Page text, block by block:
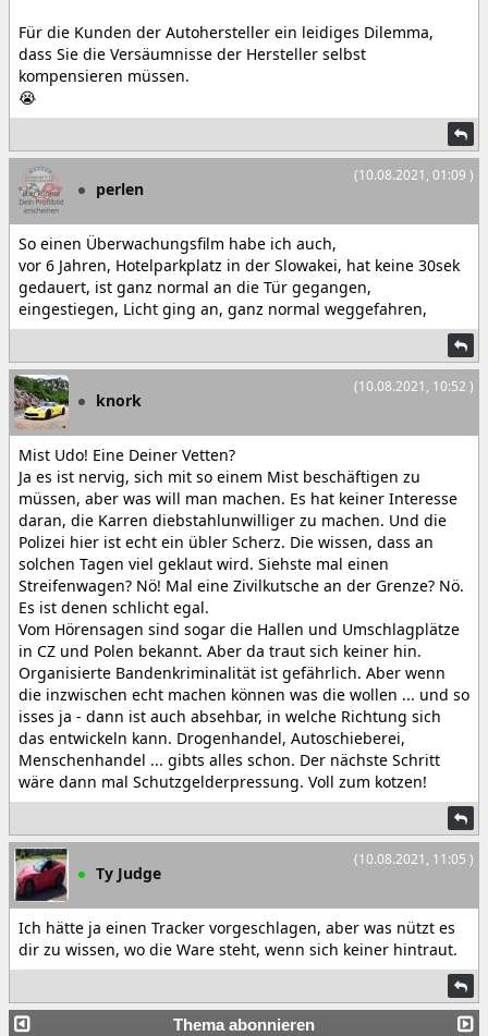
Für die Kunden der Autohersteller ein leidiges Dilemma,
dass Sie die Versäumnisse der Hersteller selbst
kompensieren müssen.
😭
(10.08.2021, 01:09 )
perlen
So einen Überwachungsfilm habe ich auch,
vor 6 Jahren, Hotelparkplatz in der Slowakei, hat keine 30sek
gedauert, ist ganz normal an die Tür gegangen,
eingestiegen, Licht ging an, ganz normal weggefahren,
(10.08.2021, 10:52 )
knork
Mist Udo! Eine Deiner Vetten?
Ja es ist nervig, sich mit so einem Mist beschäftigen zu
müssen, aber was will man machen. Es hat keiner Interesse
daran, die Karren diebstahlunwilliger zu machen. Und die
Polizei hier ist echt ein übler Scherz. Die wissen, dass an
solchen Tagen viel geklaut wird. Siehste mal einen
Streifenwagen? Nö! Mal eine Zivilkutsche an der Grenze? Nö.
Es ist denen schlicht egal.
Vom Hörensagen sind sogar die Hallen und Umschlagplätze
in CZ und Polen bekannt. Aber da traut sich keiner hin.
Organisierte Bandenkriminalität ist gefährlich. Aber wenn
die inzwischen echt machen können was die wollen ... und so
isses ja - dann ist auch absehbar, in welche Richtung sich
das entwickeln kann. Drogenhandel, Autoschieberei,
Menschenhandel ... gibts alles schon. Der nächste Schritt
wäre dann mal Schutzgelderpressung. Voll zum kotzen!
(10.08.2021, 11:05 )
Ty Judge
Ich hätte ja einen Tracker vorgeschlagen, aber was nützt es
dir zu wissen, wo die Ware steht, wenn sich keiner hintraut.
Thema abonnieren